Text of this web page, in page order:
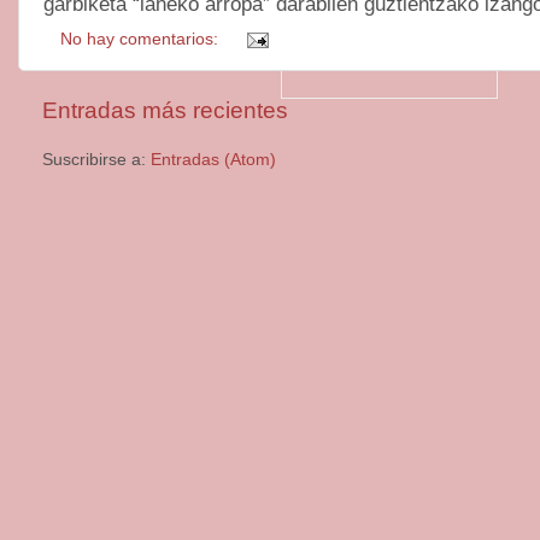
No hay comentarios:
Entradas más recientes
Suscribirse a: Entradas (Atom)